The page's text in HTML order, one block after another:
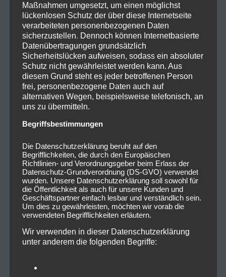
Maßnahmen umgesetzt, um einen möglichst
lückenlosen Schutz der über diese Internetseite
verarbeiteten personenbezogenen Daten
sicherzustellen. Dennoch können Internetbasierte
Datenübertragungen grundsätzlich
Sicherheitslücken aufweisen, sodass ein absoluter
Schutz nicht gewährleistet werden kann. Aus
diesem Grund steht es jeder betroffenen Person
frei, personenbezogene Daten auch auf
alternativen Wegen, beispielsweise telefonisch, an
uns zu übermitteln.
Begriffsbestimmungen
Die Datenschutzerklärung beruht auf den
Begrifflichkeiten, die durch den Europäischen
Richtlinien- und Verordnungsgeber beim Erlass der
Datenschutz-Grundverordnung (DS-GVO) verwendet
wurden. Unsere Datenschutzerklärung soll sowohl für
die Öffentlichkeit als auch für unsere Kunden und
Geschäftspartner einfach lesbar und verständlich sein.
Um dies zu gewährleisten, möchten wir vorab die
verwendeten Begrifflichkeiten erläutern.
Wir verwenden in dieser Datenschutzerklärung
unter anderem die folgenden Begriffe: